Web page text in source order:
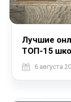
Лучшие
ТОП-15
6 августа